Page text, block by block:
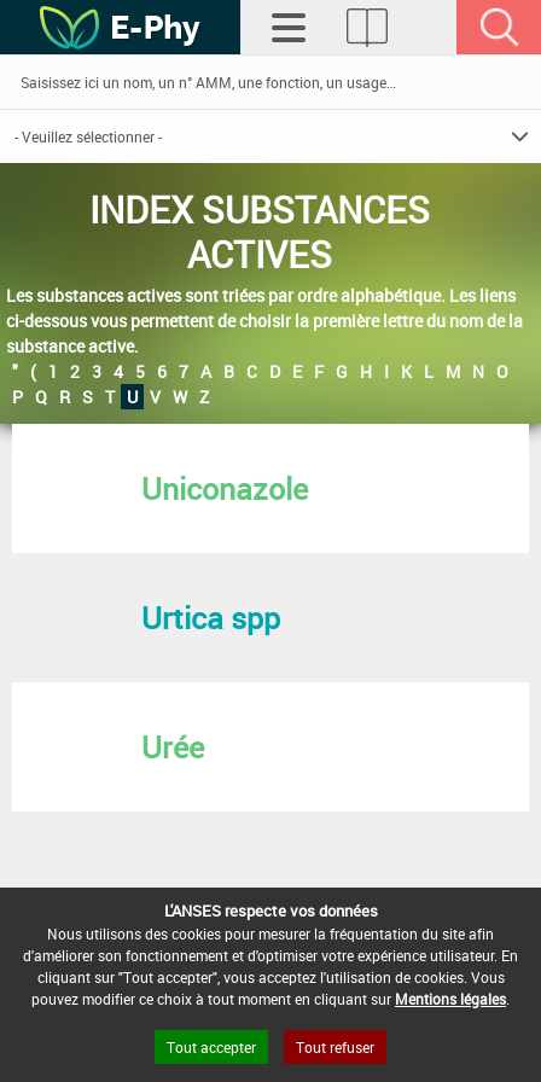
INDEX SUBSTANCES
ACTIVES
Les substances actives sont triées par ordre alphabétique. Les liens
ci-dessous vous permettent de choisir la première lettre du nom de la
substance active.
" ( 1 2 3 4 5 6 7 A B C D E F G H I K L M N O
P Q R S T U V W Z
Uniconazole
Urtica spp
Urée
FAQ et Contact Open Data Mentions légales Site ANSES Dphy 2.1.4
L'ANSES respecte vos données
Nous utilisons des cookies pour mesurer la fréquentation du site afin
d'améliorer son fonctionnement et d'optimiser votre expérience utilisateur. En
cliquant sur "Tout accepter", vous acceptez l'utilisation de cookies. Vous
pouvez modifier ce choix à tout moment en cliquant sur Mentions légales
Tout accepter Tout refuser